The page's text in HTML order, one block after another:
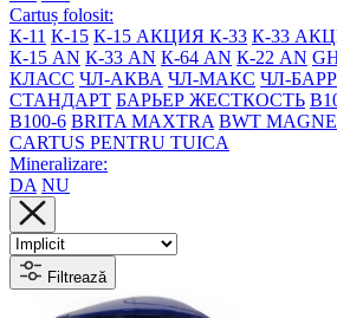
Cartuș folosit:
К-11 К-15 К-15 АКЦИЯ К-33 К-33
К-15 AN К-33 AN К-64 AN К-22 AN
КЛАСС ЧЛ-АКВА ЧЛ-МАКС ЧЛ-
СТАНДАРТ БАРЬЕР ЖЕСТКОСТЬ
B100-6 BRITA MAXTRA BWT
CARTUS PENTRU TUICA
Mineralizare:
DA NU
Filtrează